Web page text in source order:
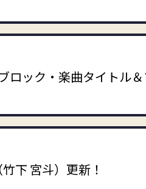
ロック・楽曲タイトル
下 宮斗）更新！